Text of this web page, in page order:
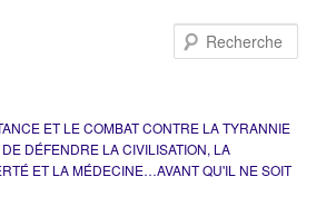
ET LE COMBAT CONTRE LA TYRANNIE
DÉFENDRE LA CIVILISATION, LA
ET LA MÉDECINE…AVANT QU'IL NE SOIT